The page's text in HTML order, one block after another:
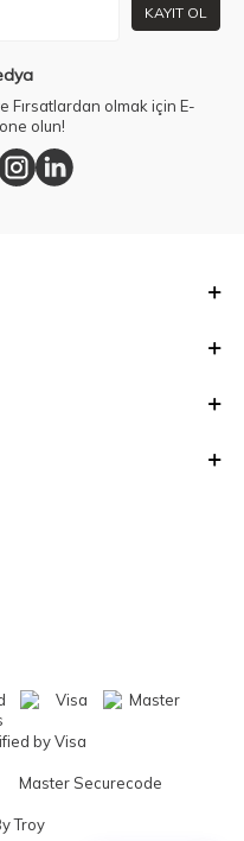
KAYIT OL
Fırsatlardan olmak için E-
olun!